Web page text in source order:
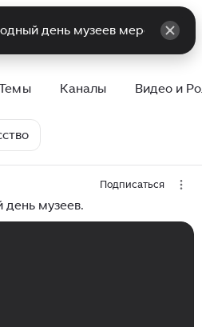
Каналы Видео и
Подписаться
музеев.